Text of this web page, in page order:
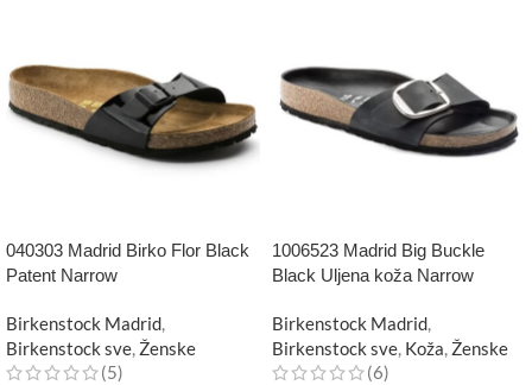
040303 Madrid Birko Flor Black
Patent Narrow
Birkenstock Madrid,
Birkenstock sve, Ženske
(5)
1006523 Madrid Big Buckle
Black Uljena koža Narrow
Birkenstock Madrid,
Birkenstock sve, Koža, Ženske
(6)